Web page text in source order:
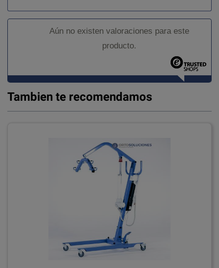
Aún no existen valoraciones para este
producto.
Tambien te recomendamos